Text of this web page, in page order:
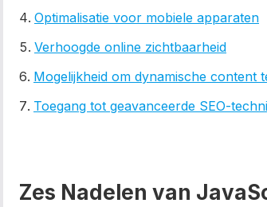
Optimalisatie voor mobiele apparaten
Verhoogde online zichtbaarheid
Mogelijkheid om dynamische content
Toegang tot geavanceerde SEO-
Zes Nadelen van